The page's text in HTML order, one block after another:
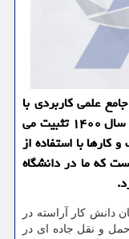
علمی کاربردی با
اشاره به اینکه رویداد هایی استارت آپی در سال ۱۴۰۰ تثبیت می
با استفاده از
که ما در دانشگاه
دانش کار آراسته در
و نقل جاده ای در